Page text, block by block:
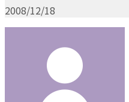
2008/12/18